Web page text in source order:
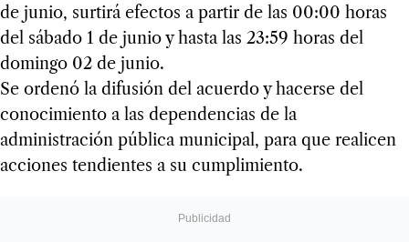
de junio, surtirá efectos a partir de las 00:00 horas
del sábado 1 de junio y hasta las 23:59 horas del
domingo 02 de junio.
Se ordenó la difusión del acuerdo y hacerse del
conocimiento a las dependencias de la
administración pública municipal, para que realicen
acciones tendientes a su cumplimiento.